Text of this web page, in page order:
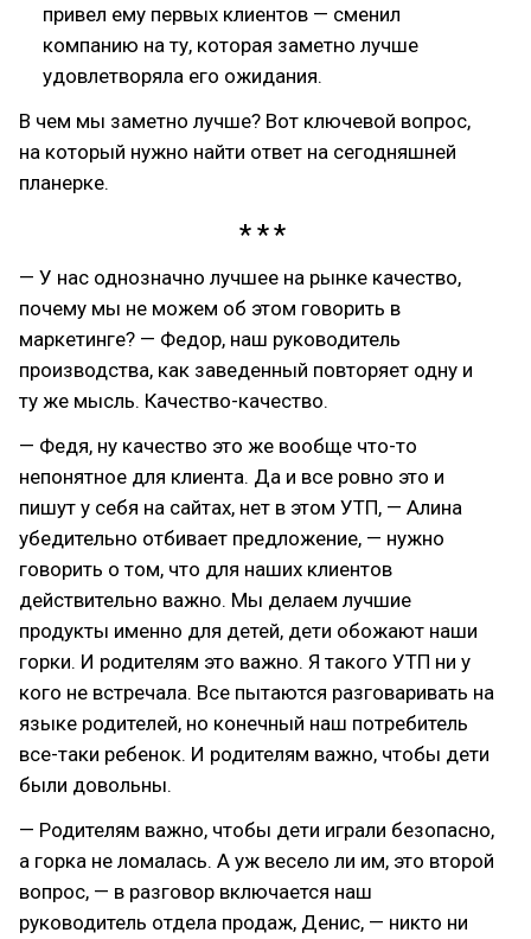
привел ему первых клиентов — сменил
компанию на ту, которая заметно лучше
удовлетворяла его ожидания.
В чем мы заметно лучше? Вот ключевой вопрос,
на который нужно найти ответ на сегодняшней
планерке.
— У нас однозначно лучшее на рынке качество,
почему мы не можем об этом говорить в
маркетинге? — Федор, наш руководитель
производства, как заведенный повторяет одну и
ту же мысль. Качество-качество.
— Федя, ну качество это же вообще что-то
непонятное для клиента. Да и все ровно это и
пишут у себя на сайтах, нет в этом УТП, — Алина
убедительно отбивает предложение, — нужно
говорить о том, что для наших клиентов
действительно важно. Мы делаем лучшие
продукты именно для детей, дети обожают наши
горки. И родителям это важно. Я такого УТП ни у
кого не встречала. Все пытаются разговаривать на
языке родителей, но конечный наш потребитель
все-таки ребенок. И родителям важно, чтобы дети
были довольны.
— Родителям важно, чтобы дети играли безопасно,
а горка не ломалась. А уж весело ли им, это второй
вопрос, — в разговор включается наш
руководитель отдела продаж, Денис, — никто ни